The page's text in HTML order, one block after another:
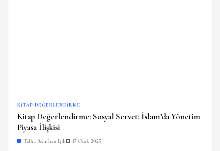
KITAP-DEĞERLENDIRME
Kitap Değerlendirme: Sosyal Servet: İslam’da Yönetim
Piyasa İlişkisi
Talha Bedirhan Işık 17 Ocak 2025